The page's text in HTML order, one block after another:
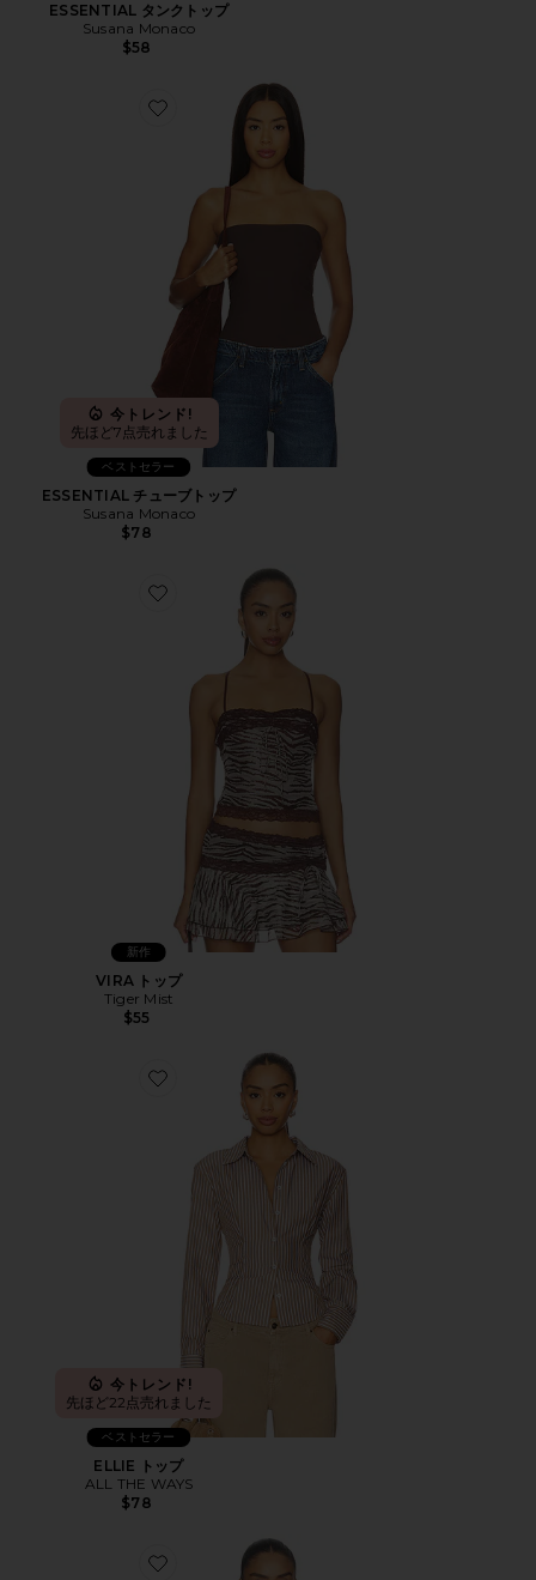
ESSENTIAL タンクトップ
Susana Monaco
$58
Favorite ESSENTIAL チューブトップ
今トレンド!
先ほど7点売れました
ベストセラー
ESSENTIAL チューブトップ
Susana Monaco
$78
Favorite VIRA トップ
新作
VIRA トップ
Tiger Mist
$55
Favorite ELLIE トップ
今トレンド!
先ほど22点売れました
ベストセラー
ELLIE トップ
ALL THE WAYS
$78